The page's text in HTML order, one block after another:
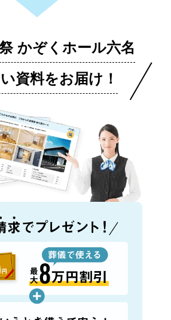
かぞくホール六名
資料をお届け！